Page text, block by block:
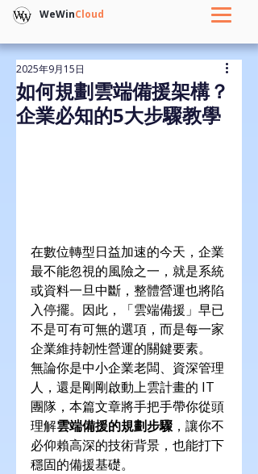
WeWinCloud
如何規劃雲端備援架構？
企業必知的5大步驟教學
2025年9月15日
在數位轉型日益加速的今天，企業
最不能忽視的風險之一，就是系統
或資料一旦中斷，整體營運也將陷
入停擺。因此，「雲端備援」早已
不是可有可無的選項，而是每一家
企業維持韌性營運的關鍵要素。
無論你是中小企業老闆、資深管理
人，還是剛剛啟動上雲計畫的 IT
團隊，本篇文章將手把手帶你從頭
理解雲端備援的規劃步驟 ，讓你不
必仰賴高深的技術背景，也能打下
穩固的備援基礎。